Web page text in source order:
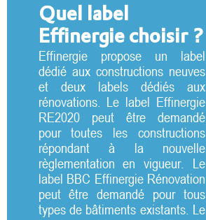
Quel label
Effinergie choisir ?
Effinergie propose un label
dédié aux constructions neuves
et deux labels dédiés aux
rénovations. Le label Effinergie
RE2020 peut être demandé
pour toutes les constructions
répondant à la nouvelle
règlementation en vigueur. Le
label BBC Effinergie Rénovation
peut être demandé pour tous
types de bâtiments existants. Le